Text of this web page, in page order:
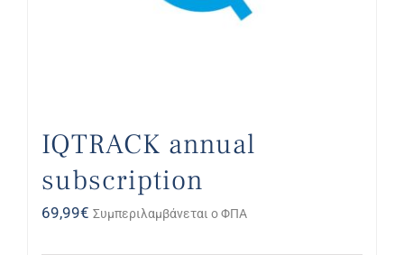
IQTRACK annual
subscription
69,99€ Συμπεριλαμβάνεται ο ΦΠΑ